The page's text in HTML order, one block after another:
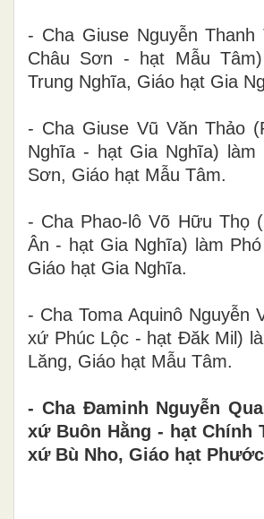
- Cha Giuse Nguyễn
Châu Sơn - hạt Mẫu
Trung Nghĩa, Giáo hạt Gia
- Cha Giuse Vũ Văn Thảo
Nghĩa - hạt Gia Nghĩa) làm
Sơn, Giáo hạt Mẫu Tâm.
- Cha Phao-lô Võ Hữu Thọ
Ân - hạt Gia Nghĩa) làm
Giáo hạt Gia Nghĩa.
- Cha Toma Aquinô Nguyễn
xứ Phúc Lộc - hạt Đăk Mil)
Lăng, Giáo hạt Mẫu Tâm.
- Cha Đaminh Nguyễn
xứ Buôn Hằng - hạt Chính
xứ Bù Nho, Giáo hạt